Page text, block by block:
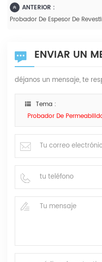
ANTERIOR :
ENVIAR UN
déjanos un mensaje, te
Tema :
Probador De